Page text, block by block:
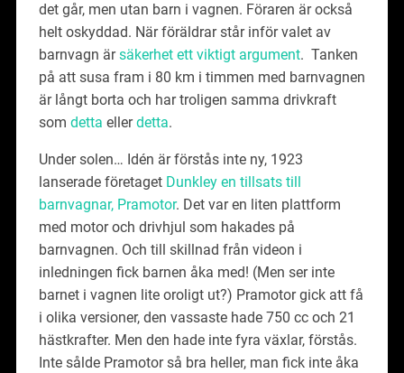
det går, men utan barn i vagnen. Föraren är också
helt oskyddad. När föräldrar står inför valet av
barnvagn ärsäkerhet ett viktigt argument. Tanken
på att susa fram i 80 km i timmen med barnvagnen
är långt borta och har troligen samma drivkraft
som detta ellerdetta.
Under solen… Idén är förstås inte ny, 1923
lanserade företaget Dunkley en tillsats till
barnvagnar, Pramotor. Det var en liten plattform
med motor och drivhjul som hakades på
barnvagnen. Och till skillnad från videon i
inledningen fick barnen åka med! (Men ser inte
barnet i vagnen lite oroligt ut?) Pramotor gick att få
i olika versioner, den vassaste hade 750 cc och 21
hästkrafter. Men den hade inte fyra växlar, förstås.
Inte sålde Pramotor så bra heller, man fick inte åka